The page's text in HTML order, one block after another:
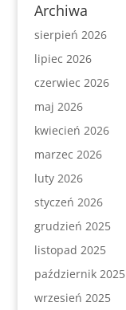
Archiwa
sierpień 2026
lipiec 2026
czerwiec 2026
maj 2026
kwiecień 2026
marzec 2026
luty 2026
styczeń 2026
grudzień 2025
listopad 2025
październik 2025
wrzesień 2025